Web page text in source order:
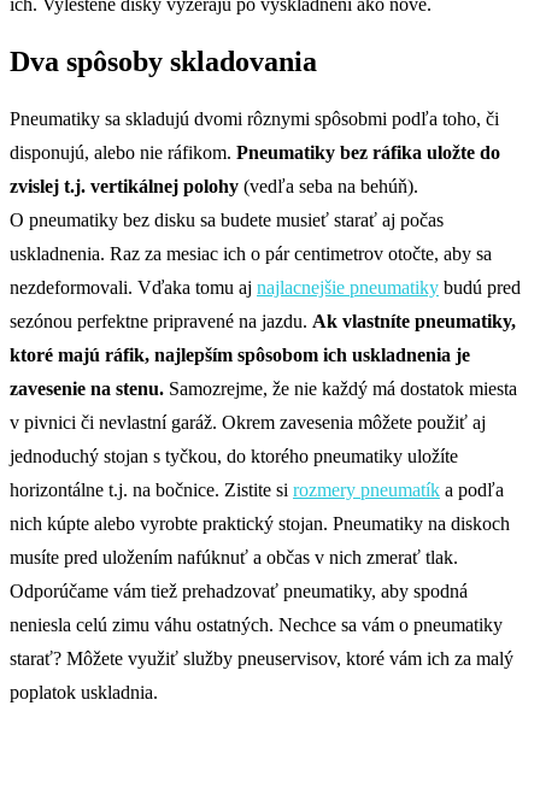
Dva spôsoby skladovania
Pneumatiky sa skladujú dvomi rôznymi spôsobmi podľa toho, či
disponujú, alebo nie ráfikom. Pneumatiky bez ráfika uložte do
zvislej t.j. vertikálnej polohy (vedľa seba na behúň).
O pneumatiky bez disku sa budete musieť starať aj počas
uskladnenia. Raz za mesiac ich o pár centimetrov otočte, aby sa
nezdeformovali. Vďaka tomu aj najlacnejšie pneumatiky budú pred
sezónou perfektne pripravené na jazdu. Ak vlastníte pneumatiky,
ktoré majú ráfik, najlepším spôsobom ich uskladnenia je
zavesenie na stenu. Samozrejme, že nie každý má dostatok miesta
v pivnici či nevlastní garáž. Okrem zavesenia môžete použiť aj
jednoduchý stojan s tyčkou, do ktorého pneumatiky uložíte
horizontálne t.j. na bočnice. Zistite si rozmery pneumatík a podľa
nich kúpte alebo vyrobte praktický stojan. Pneumatiky na diskoch
musíte pred uložením nafúknuť a občas v nich zmerať tlak.
Odporúčame vám tiež prehadzovať pneumatiky, aby spodná
neniesla celú zimu váhu ostatných. Nechce sa vám o pneumatiky
starať? Môžete využiť služby pneuservisov, ktoré vám ich za malý
poplatok uskladnia.